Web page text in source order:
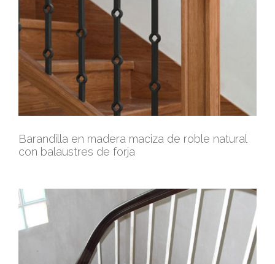
Barandilla en madera maciza de roble natural
con balaustres de forja